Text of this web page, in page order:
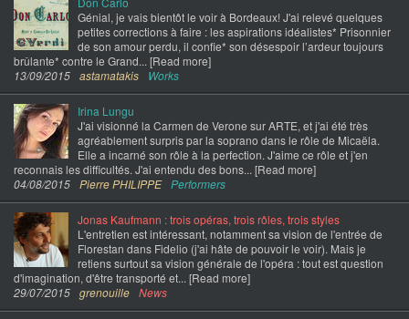
Génial, je vais bientôt le voir à Bordeaux! J'ai relevé quelques
petites corrections à faire : les aspirations idéalistes* Prisonnier
de son amour perdu, il confie* son désespoir l’ardeur toujours
brûlante* contre le Grand... [Read more]
13/09/2015 astamatakis Works
Irina Lungu
J'ai visionné la Carmen de Verone sur ARTE, et j'ai été très
agréablement surpris par la soprano dans le rôle de Micaëla.
Elle a incarné son rôle à la perfection. J'aime ce rôle et j'en
reconnais les difficultés. J'ai entendu des bons... [Read more]
04/08/2015 Pierre PHILIPPE Performers
Jonas Kaufmann : trois opéras, trois rôles, trois styles
L'entretien est intéressant, notamment sa vision de l'entrée de
Florestan dans Fidelio (j'ai hâte de pouvoir le voir). Mais je
retiens surtout sa vision générale de l'opéra : tout est question
d'imagination, d'être transporté et... [Read more]
29/07/2015 grenouille News